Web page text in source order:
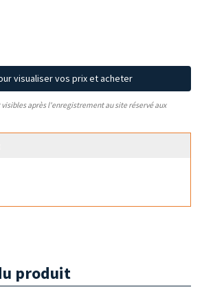
visualiser vos prix et acheter
après l'enregistrement au site réservé aux
produit